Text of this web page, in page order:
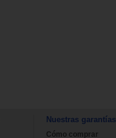
Nuestras garantías
Cómo comprar